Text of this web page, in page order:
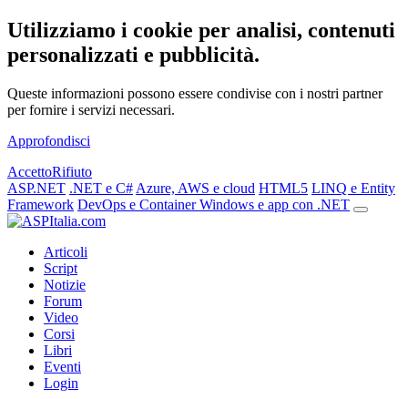
Utilizziamo i cookie per analisi, contenuti
personalizzati e pubblicità.
Queste informazioni possono essere condivise con i nostri partner
per fornire i servizi necessari.
Approfondisci
AccettoRifiuto
ASP.NET .NET e C# Azure, AWS e cloud HTML5 LINQ e Entity
Framework DevOps e ContainerWindows e app con .NET
Articoli
Script
Notizie
Forum
Video
Corsi
Libri
Eventi
Login